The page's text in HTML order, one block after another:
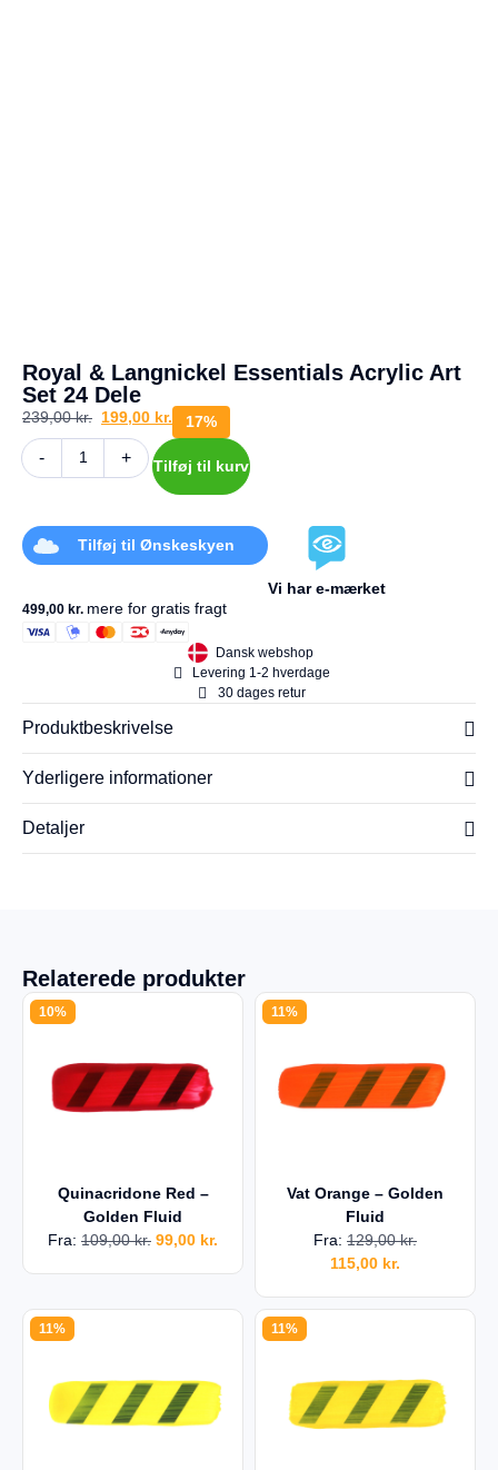
Royal & Langnickel Essentials Acrylic Art
Set 24 Dele
239,00kr. 199,00 kr. 17%
- + Tilføj til kurv
Tilføj til Ønskeskyen
Vi har e-mærket
499,00 kr. mere for gratis fragt
Dansk webshop
Levering 1-2 hverdage
30 dages retur
Produktbeskrivelse
Yderligere informationer
Detaljer
Relaterede produkter
10%
Quinacridone Red –
Golden Fluid
Fra: 109,00kr. 99,00 kr.
11%
Vat Orange – Golden
Fluid
Fra: 129,00kr.
115,00 kr.
11% 11%